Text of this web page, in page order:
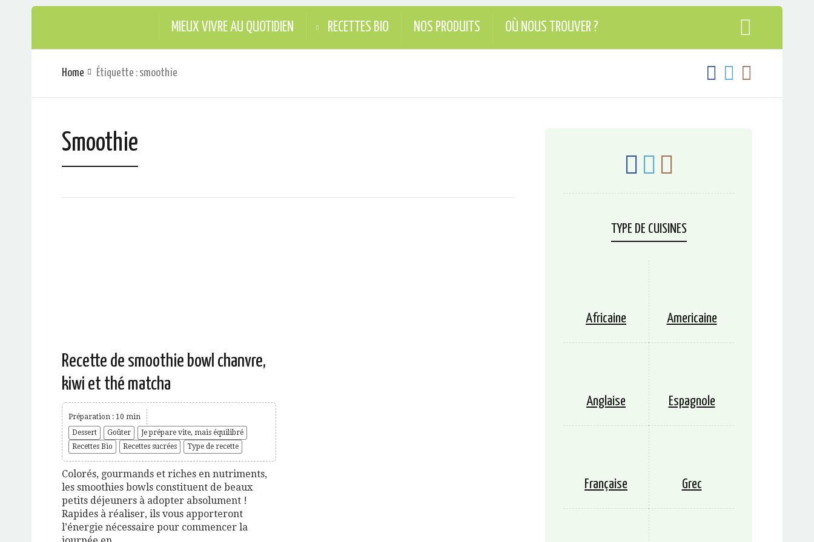
MIEUX VIVRE AU QUOTIDIEN RECETTES BIO NOS PRODUITS OÙ NOUS TROUVER ?
Home Étiquette : smoothie
Smoothie
Recette de smoothie bowl chanvre,
kiwi et thé matcha
Préparation : 10 min
Dessert
Goûter
Je prépare vite, mais équilibré
Recettes Bio
Recettes sucrées Type de recette
Colorés, gourmands et riches en nutriments,
les smoothies bowls constituent de beaux
petits déjeuners à adopter absolument !
Rapides à réaliser, ils vous apporteront
l’énergie nécessaire pour commencer la
TYPE DE CUISINES
Africaine Americaine
Anglaise Espagnole
Française Grec